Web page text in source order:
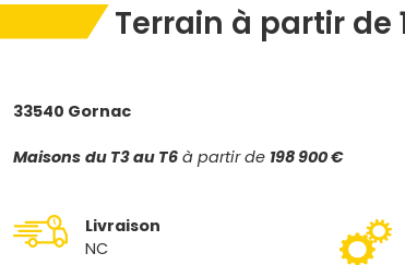
Terrain à partir de
33540 Gornac
Maisons du T3 au T6 à partir de 198 900 €
Livraison
NC